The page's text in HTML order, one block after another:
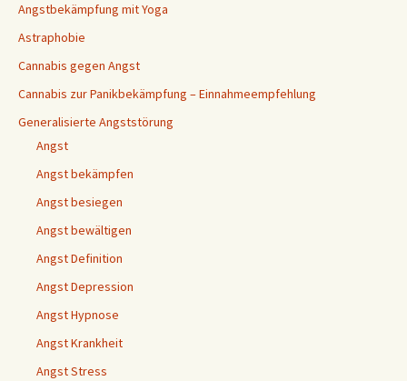
Angstbekämpfung mit Yoga
Astraphobie
Cannabis gegen Angst
Cannabis zur Panikbekämpfung – Einnahmeempfehlung
Generalisierte Angststörung
Angst
Angst bekämpfen
Angst besiegen
Angst bewältigen
Angst Definition
Angst Depression
Angst Hypnose
Angst Krankheit
Angst Stress